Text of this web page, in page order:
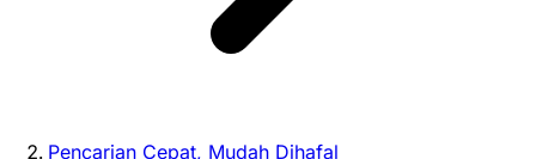
Pencarian Cepat, Mudah Dihafal